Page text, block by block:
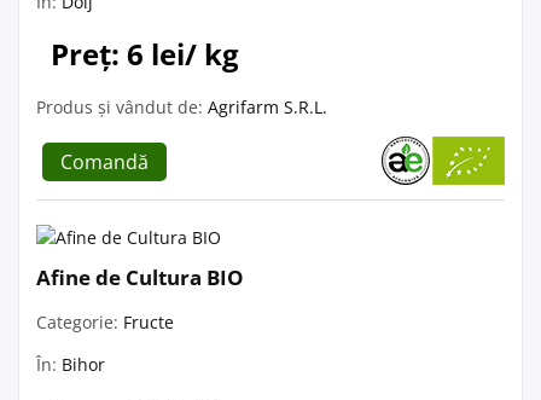
Preț: 6 lei/ kg
Produs și vândut de: Agrifarm S.R.L.
Comandă
Afine de Cultura BIO
Categorie: Fructe
În: Bihor